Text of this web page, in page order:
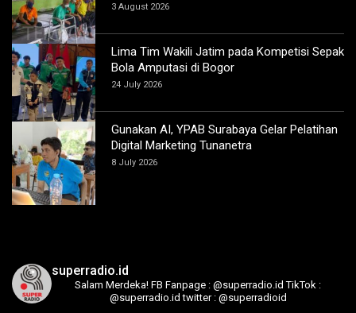
3 August 2026
Lima Tim Wakili Jatim pada Kompetisi Sepak
Bola Amputasi di Bogor
24 July 2026
Gunakan AI, YPAB Surabaya Gelar Pelatihan
Digital Marketing Tunanetra
8 July 2026
superradio.id
Salam Merdeka! FB Fanpage : @superradio.id TikTok :
@superradio.id twitter : @superradioid